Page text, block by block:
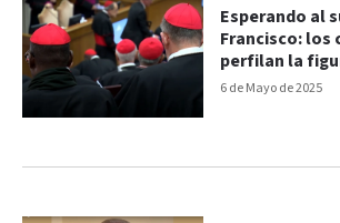
6 de Mayo de 2025
Esperando al
Francisco: los
perfilan la
pastor